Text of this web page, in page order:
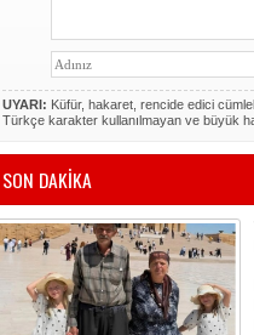
UYARI: Küfür, hakaret, rencide edici
Türkçe karakter kullanılmayan ve büyük
SON DAKİKA